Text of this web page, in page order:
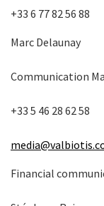
+33 6 77 82 56 88
Marc Delaunay
Communication
+33 5 46 28 62 58
Financial